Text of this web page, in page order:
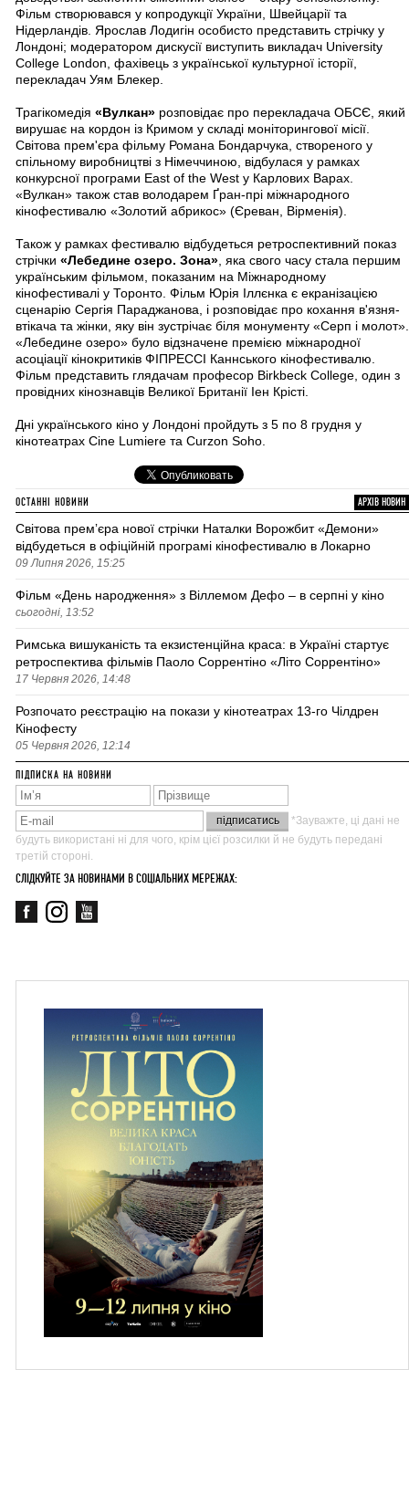
Фільм створювався у копродукції України, Швейцарії та
Нідерландів. Ярослав Лодигін особисто представить стрічку у
Лондоні; модератором дискусії виступить викладач University
College London, фахівець з української культурної історії,
перекладач Уям Блекер.
Трагікомедія «Вулкан» розповідає про перекладача ОБСЄ, який
вирушає на кордон із Кримом у складі моніторингової місії.
Світова прем'єра фільму Романа Бондарчука, створеного у
спільному виробництві з Німеччиною, відбулася у рамках
конкурсної програми East of the West у Карлових Варах.
«Вулкан» також став володарем Ґран-прі міжнародного
кінофестивалю «Золотий абрикос» (Єреван, Вірменія).
Також у рамках фестивалю відбудеться ретроспективний показ
стрічки «Лебедине озеро. Зона» , яка свого часу стала першим
українським фільмом, показаним на Міжнародному
кінофестивалі у Торонто. Фільм Юрія Іллєнка є екранізацією
сценарію Сергія Параджанова, і розповідає про кохання в'язня-
втікача та жінки, яку він зустрічає біля монументу «Серп і молот».
«Лебедине озеро» було відзначене премією міжнародної
асоціації кінокритиків ФІПРЕССІ Каннського кінофестивалю.
Фільм представить глядачам професор Birkbeck College, один з
провідних кінознавців Великої Британії Іен Крісті.
Дні українського кіно у Лондоні пройдуть з 5 по 8 грудня у
кінотеатрах Cine Lumiere та Curzon Soho.
ОСТАННІ НОВИНИ АРХІВ НОВИН
Світова премʼєра нової стрічки Наталки Ворожбит «Демони»
відбудеться в офіційній програмі кінофестивалю в Локарно
09 Липня 2026, 15:25
Фільм «День народження» з Віллемом Дефо – в серпні у кіно
сьогодні, 13:52
Римська вишуканість та екзистенційна краса: в Україні стартує
ретроспектива фільмів Паоло Соррентіно «Літо Соррентіно»
17 Червня 2026, 14:48
Розпочато реєстрацію на покази у кінотеатрах 13-го Чілдрен
Кінофесту
05 Червня 2026, 12:14
ПІДПИСКА НА НОВИНИ
*Зауважте, ці дані не
будуть використані ні для чого, крім цієї розсилки й не будуть передані
третій стороні.
СЛІДКУЙТЕ ЗА НОВИНАМИ В СОЦІАЛЬНИХ МЕРЕЖАХ: